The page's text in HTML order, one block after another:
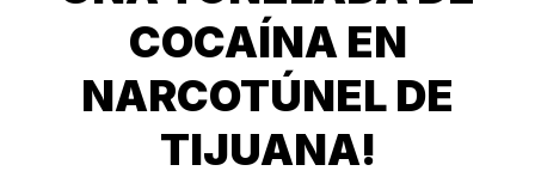
COCAÍNA EN
NARCOTÚNEL DE
TIJUANA!